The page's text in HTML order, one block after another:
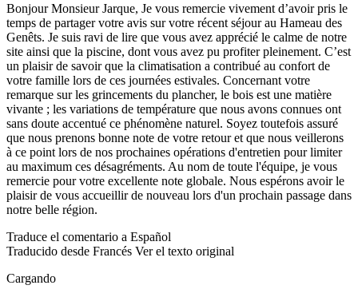
Bonjour Monsieur Jarque, Je vous remercie vivement d’avoir pris le
temps de partager votre avis sur votre récent séjour au Hameau des
Genêts. Je suis ravi de lire que vous avez apprécié le calme de notre
site ainsi que la piscine, dont vous avez pu profiter pleinement. C’est
un plaisir de savoir que la climatisation a contribué au confort de
votre famille lors de ces journées estivales. Concernant votre
remarque sur les grincements du plancher, le bois est une matière
vivante ; les variations de température que nous avons connues ont
sans doute accentué ce phénomène naturel. Soyez toutefois assuré
que nous prenons bonne note de votre retour et que nous veillerons
à ce point lors de nos prochaines opérations d'entretien pour limiter
au maximum ces désagréments. Au nom de toute l'équipe, je vous
remercie pour votre excellente note globale. Nous espérons avoir le
plaisir de vous accueillir de nouveau lors d'un prochain passage dans
notre belle région.
Traduce el comentario a Español
Traducido desde Francés Ver el texto original
Cargando